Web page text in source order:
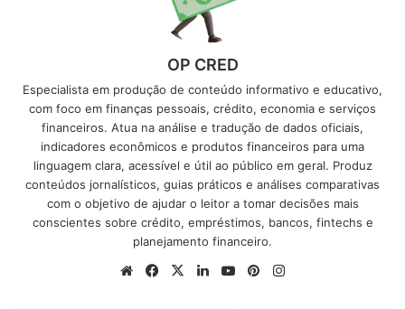
OP CRED
Especialista em produção de conteúdo informativo e educativo,
com foco em finanças pessoais, crédito, economia e serviços
financeiros. Atua na análise e tradução de dados oficiais,
indicadores econômicos e produtos financeiros para uma
linguagem clara, acessível e útil ao público em geral. Produz
conteúdos jornalísticos, guias práticos e análises comparativas
com o objetivo de ajudar o leitor a tomar decisões mais
conscientes sobre crédito, empréstimos, bancos, fintechs e
planejamento financeiro.
WebsiteFacebook
X LinkedinYouTubePinterest